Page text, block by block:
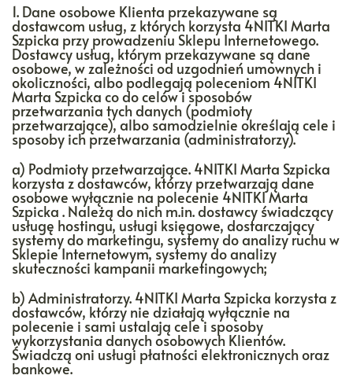
1. Dane osobowe Klienta przekazywane są
dostawcom usług, z których korzysta 4NITKI Marta
Szpicka przy prowadzeniu Sklepu Internetowego.
Dostawcy usług, którym przekazywane są dane
osobowe, w zależności od uzgodnień umownych i
okoliczności, albo podlegają poleceniom 4NITKI
Marta Szpicka co do celów i sposobów
przetwarzania tych danych (podmioty
przetwarzające), albo samodzielnie określają cele i
sposoby ich przetwarzania (administratorzy).
a) Podmioty przetwarzające. 4NITKI Marta Szpicka
korzysta z dostawców, którzy przetwarzają dane
osobowe wyłącznie na polecenie 4NITKI Marta
Szpicka . Należą do nich m.in. dostawcy świadczący
usługę hostingu, usługi księgowe, dostarczający
systemy do marketingu, systemy do analizy ruchu w
Sklepie Internetowym, systemy do analizy
skuteczności kampanii marketingowych;
b) Administratorzy. 4NITKI Marta Szpicka korzysta z
dostawców, którzy nie działają wyłącznie na
polecenie i sami ustalają cele i sposoby
wykorzystania danych osobowych Klientów.
Świadczą oni usługi płatności elektronicznych oraz
bankowe.